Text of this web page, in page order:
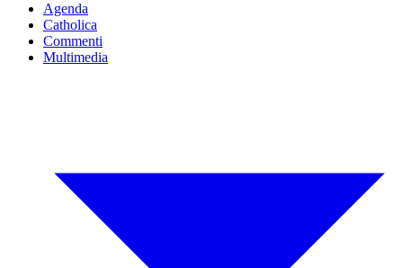
Agenda
Catholica
Commenti
Multimedia